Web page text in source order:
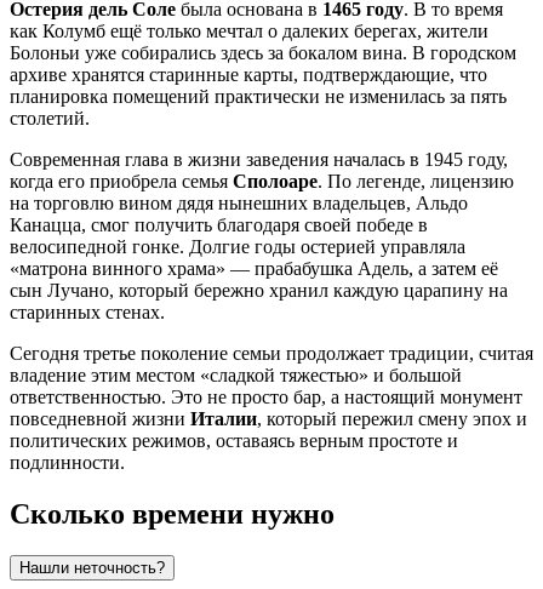
Остерия дель Соле была основана в 1465 году. В то время
как Колумб ещё только мечтал о далеких берегах, жители
Болоньи уже собирались здесь за бокалом вина. В городском
архиве хранятся старинные карты, подтверждающие, что
планировка помещений практически не изменилась за пять
столетий.
Современная глава в жизни заведения началась в 1945 году,
когда его приобрела семья Сполоаре. По легенде, лицензию
на торговлю вином дядя нынешних владельцев, Альдо
Канацца, смог получить благодаря своей победе в
велосипедной гонке. Долгие годы остерией управляла
«матрона винного храма» — прабабушка Адель, а затем её
сын Лучано, который бережно хранил каждую царапину на
старинных стенах.
Сегодня третье поколение семьи продолжает традиции, считая
владение этим местом «сладкой тяжестью» и большой
ответственностью. Это не просто бар, а настоящий монумент
повседневной жизни Италии, который пережил смену эпох и
политических режимов, оставаясь верным простоте и
подлинности.
Сколько времени нужно
Нашли неточность?